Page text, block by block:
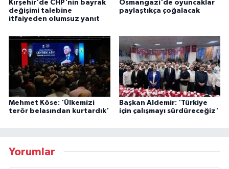
Kırşehir'de CHP'nin bayrak
değişimi talebine
itfaiyeden olumsuz yanıt
Osmangazi'de oyuncaklar
paylaştıkça çoğalacak
Mehmet Köse: 'Ülkemizi
terör belasından kurtardık'
Başkan Aldemir: 'Türkiye
için çalışmayı sürdüreceğiz'
Yorumlar